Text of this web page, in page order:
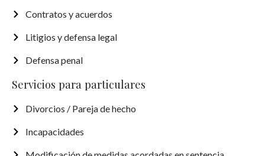
Contratos y acuerdos
Litigios y defensa legal
Defensa penal
Servicios para particulares
Divorcios / Pareja de hecho
Incapacidades